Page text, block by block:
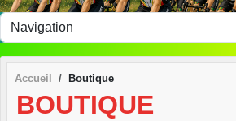
Accueil Boutique
BOUTIQUE